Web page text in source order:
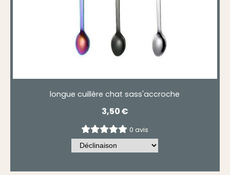
longue cuillère chat sass'accroche
3,50€
0 avis